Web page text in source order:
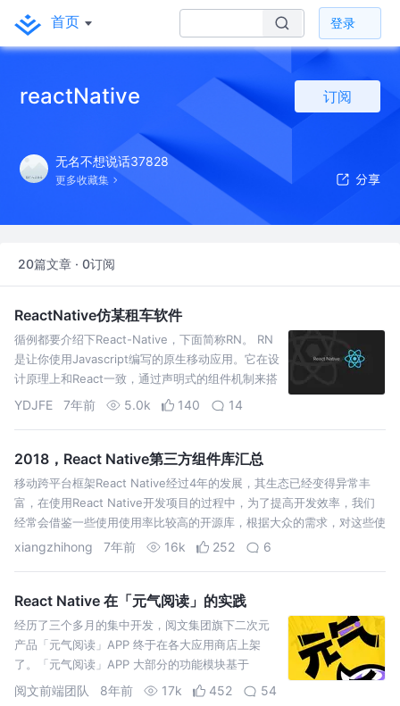
首页 登录
reactNative 订阅
无名不想说话37828
更多收藏集
20篇文章 · 0订阅
ReactNative仿某租车软件
循例都要介绍下React-Native，下面简称RN。 RN
是让你使用Javascript编写的原生移动应用。它在设
计原理上和React一致，通过声明式的组件机制来搭
建丰富多彩的用户界面。 1. 搭建RN环境 其实文档
YDJFE 7年前 5.0k 140 14
2018，React Native第三方组件库汇总
移动跨平台框架React Native经过4年的发展，其生态已经变得异常丰
富，在使用React Native开发项目的过程中，为了提高开发效率，我们
经常会借鉴一些使用使用率比较高的开源库，根据大众的需求，对这些使
用较高的 React-Native UI 库，我们做一个简单的总结…
xiangzhihong 7年前 16k 252 6
React Native 在「元气阅读」的实践
经历了三个多月的集中开发，阅文集团旗下二次元
产品「元气阅读」APP 终于在各大应用商店上架
了。「元气阅读」APP 大部分的功能模块基于
React Native 开发，整个开发过程前端团队趟了不
阅文前端团队 8年前 17k 452 54